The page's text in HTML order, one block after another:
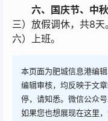
六、国庆节、中秋
三）放假调休，共8
六）上班。
本页面为肥城信息港编
编辑审核，均反映于文
停，请知悉。微信公众
如果您也想展现在这里